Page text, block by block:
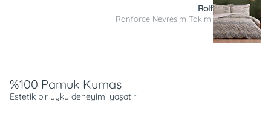
Rolf
Ranforce Nevresim Takımı
%100 Pamuk Kumaş
Estetik bir uyku deneyimi yaşatır